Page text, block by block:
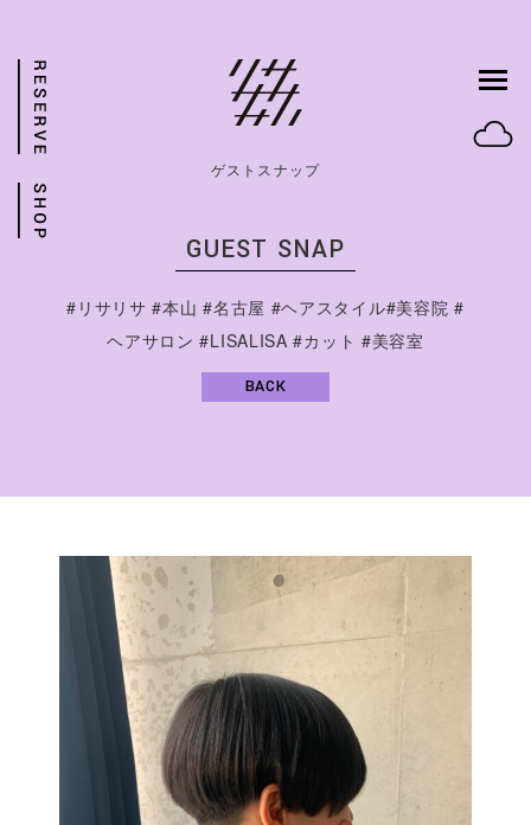
ゲストスナップ
GUEST SNAP
#リサリサ #本山 #名古屋 #ヘアスタイル#美容院 #
ヘアサロン #LISALISA #カット #美容室
BACK